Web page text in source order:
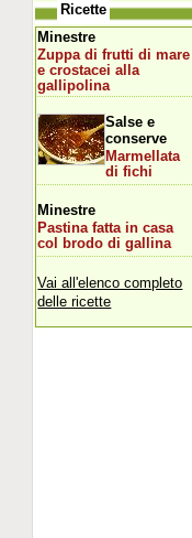
Ricette
Minestre
Zuppa di frutti di mare
e crostacei alla
gallipolina
Salse e
conserve
Marmellata
di fichi
Minestre
Pastina fatta in casa
col brodo di gallina
Vai all'elenco completo
delle ricette